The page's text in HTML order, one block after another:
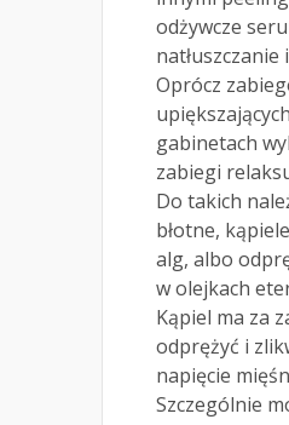
odżywcze
natłuszczanie
Oprócz
gabinetach
zabiegi
Do takich
błotne,
alg, albo
w olejkach
Kąpiel ma za
odprężyć i
napięcie
Szczególnie